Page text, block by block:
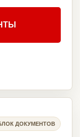
ДОКУМЕНТОВ